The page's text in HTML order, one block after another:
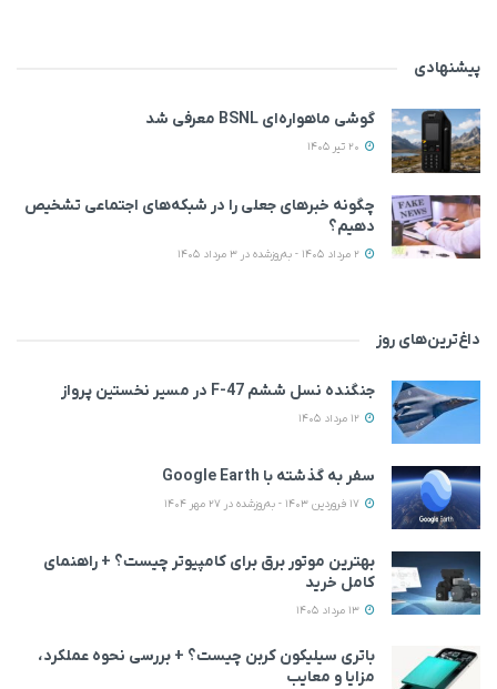
پیشنهادی
گوشی ماهواره‌ای BSNL معرفی شد
چگونه خبرهای جعلی را در شبکه‌های اجتماعی تشخیص
دهیم؟
داغ‌ترین‌های روز
جنگنده نسل ششم F-47 در مسیر نخستین پرواز
سفر به گذشته با Google Earth
بهترین موتور برق برای کامپیوتر چیست؟ + راهنمای
کامل خرید
باتری سیلیکون کربن چیست؟ + بررسی نحوه عملکرد،
مزایا و معایب